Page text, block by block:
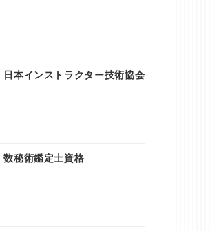
日本インストラクター技術協会
数秘術鑑定士資格